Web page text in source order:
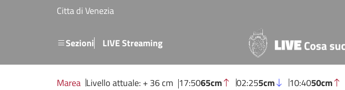
Salta al contenuto principale
Citta di Venezia
SezioniMenu secondario
LIVE Streaming
Marea Livello attuale: + 36 cm 17:5065cm 02:255cm 10:4050cm